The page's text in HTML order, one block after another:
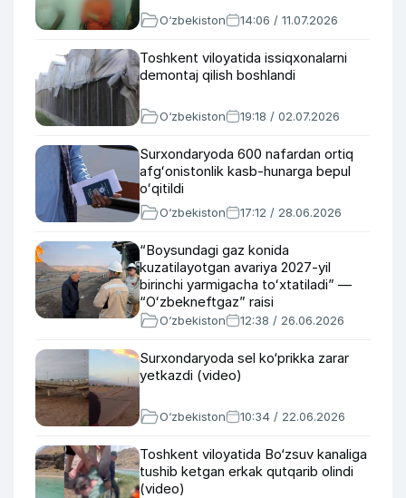
O‘zbekiston 14:06 / 11.07.2026
Toshkent viloyatida issiqxonalarni
demontaj qilish boshlandi
O‘zbekiston 19:18 / 02.07.2026
Surxondaryoda 600 nafardan ortiq
afgʻonistonlik kasb-hunarga bepul
oʻqitildi
O‘zbekiston 17:12 / 28.06.2026
“Boysundagi gaz konida
kuzatilayotgan avariya 2027-yil
birinchi yarmigacha toʻxtatiladi” —
“Oʻzbekneftgaz” raisi
O‘zbekiston 12:38 / 26.06.2026
Surxondaryoda sel ko‘prikka zarar
yetkazdi (video)
O‘zbekiston 10:34 / 22.06.2026
Toshkent viloyatida Bo‘zsuv kanaliga
tushib ketgan erkak qutqarib olindi
(video)